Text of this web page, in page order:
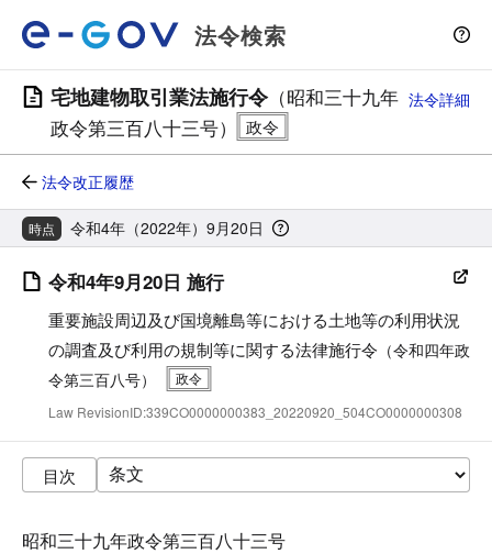
法令検索
宅地建物取引業法施行令（昭和三十九年
政令第三百八十三号）
法令詳細
法令改正履歴
時点 令和4年（2022年）9月20日
令和4年9月20日 施行
重要施設周辺及び国境離島等における土地等の利用状況
の調査及び利用の規制等に関する法律施行令 （令和四年政
令第三百八号）
Law RevisionID:339CO0000000383_20220920_504CO0000000308
目次
昭和三十九年政令第三百八十三号